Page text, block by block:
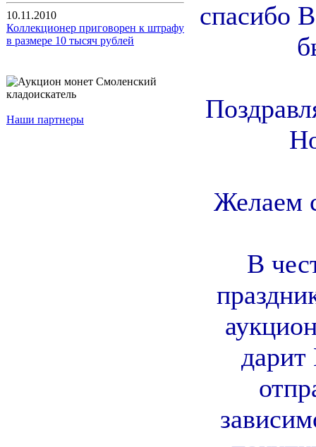
10.11.2010
Коллекционер приговорен к штрафу
в размере 10 тысяч рублей
Наши партнеры
спасибо
Желаем
В